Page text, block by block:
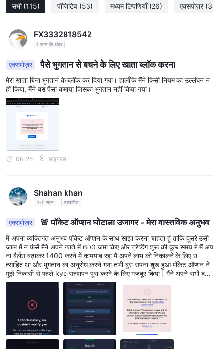
सभी (115) पॉजिटिव (53) मध्यम टिप्पणियाँ (26) एक्सपोज़र (36)
FX3332818542
1 साल के अंदर
एक्सपोज़र पैसे भुगतान से बचने के लिए खाता ब्लॉक करना
मेरा खाता बिना भुगतान के ब्लॉक कर दिया गया। हालाँकि मैंने किसी नियम का उल्लंघन न
हीं किया, मैंने बस पैसा कमाया जिसका भुगतान नहीं किया गया।
06-25 साइप्रस
Shahan khan
3-5 साल सत्यापित
एक्सपोज़र 🚨 पॉकेट ऑप्शन घोटाला उजागर - मेरा वास्तविक अनुभव
मैं अपना व्यक्तिगत अनुभव पॉकेट ऑप्शन के साथ साझा करना चाहता हूं ताकि दूसरे उसी
जाल में न फंसें मैंने अपने खाते में 600 जमा किए और ट्रेडिंग शुरू की कुछ समय में मैं अप
ना बैलेंस बढ़ाकर 1400 करने में कामयाब रहा मैं अपने लाभ को निकालने के लिए उ
त्साहित था और भुगतान का अनुरोध करने गया तभी बुरा सपना शुरू हुआ पॉकेट ऑप्शन ने
मुझे निकासी से पहले kyc सत्यापन पूरा करने के लिए मजबूर किया | मैंने अपने सभी द
स्तावेज सही ढंग से जमा किए लेकिन अनुमोदन करने के बजाय उन्होंने बिना किसी वैध कार
ण के मेरा kyc अस्वीकार कर दिया मैंने समर्थन से संपर्क किया कि मेरा kyc क्यों अ
स्वीकार किया गया घंटों इंतजार करने के बाद समस्या को हल करने के बजाय उन्होंने अ
चानक मेरा खाता ब्लॉक कर दिया यह दावा करते हुए कि मैंने किसी सार्वजनिक प्रस्ताव सम
झौते का उल्लंघन किया है मेरे पास मेरे सफल ट्रेड और बैलेंस वृद्धि के स्क्रीनशॉट kyc अ
स्वीकृति नोटिस मेरी समर्थन टिकट सबमिशन और अंतिम संदेश जो दिखाता है कि मेरा
खाता ब्लॉक कर दिया गया था क्लॉज़ 2.2 के तहत यह एक क्लासिक घोटाला रणनीति है वे
आपको ट्रेड करने और लाभ कमाने देते हैं लेकिन जैसे ही आप प्रयास करते हैं